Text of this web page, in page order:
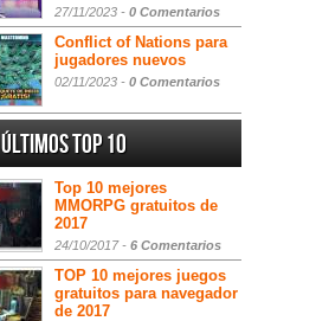
27/11/2023 - 0 Comentarios
Conflict of Nations para
jugadores nuevos
02/11/2023 - 0 Comentarios
Últimos Top 10
Top 10 mejores
MMORPG gratuitos de
2017
24/10/2017 - 6 Comentarios
TOP 10 mejores juegos
gratuitos para navegador
de 2017